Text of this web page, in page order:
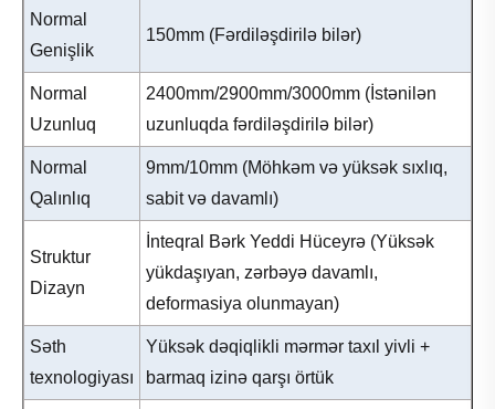
Normal
Genişlik
150mm (Fərdiləşdirilə bilər)
Normal
Uzunluq
2400mm/2900mm/3000mm (İstənilən
uzunluqda fərdiləşdirilə bilər)
Normal
Qalınlıq
9mm/10mm (Möhkəm və yüksək sıxlıq,
sabit və davamlı)
Struktur
Dizayn
İnteqral Bərk Yeddi Hüceyrə (Yüksək
yükdaşıyan, zərbəyə davamlı,
deformasiya olunmayan)
Səth
texnologiyası
Yüksək dəqiqlikli mərmər taxıl yivli +
barmaq izinə qarşı örtük